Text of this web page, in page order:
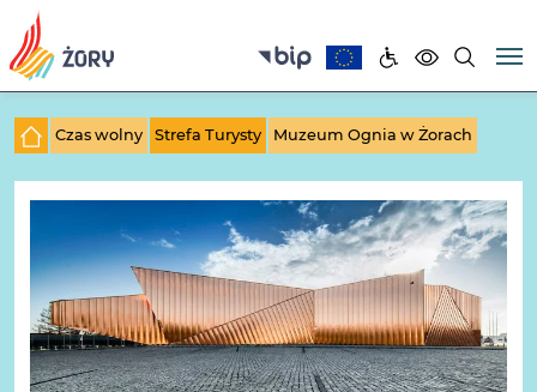
Czas wolny Strefa Turysty Muzeum Ognia w Żorach